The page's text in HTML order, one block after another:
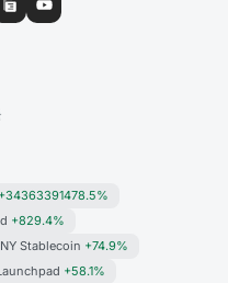
+34363391478.5%
+829.4%
Stablecoin +74.9%
+58.1%